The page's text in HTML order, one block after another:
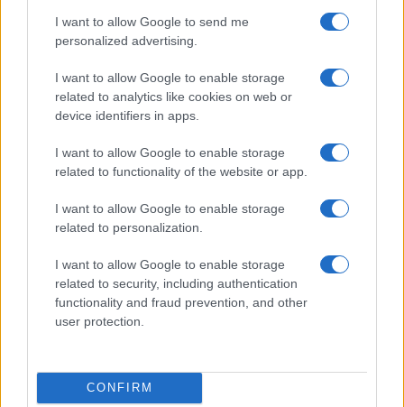
I want to allow Google to send me
personalized advertising.
I want to allow Google to enable storage
related to analytics like cookies on web or
device identifiers in apps.
I want to allow Google to enable storage
related to functionality of the website or app.
I want to allow Google to enable storage
related to personalization.
I want to allow Google to enable storage
related to security, including authentication
functionality and fraud prevention, and other
user protection.
CONFIRM
Pieve Comics 2026: tutto ciò che devi sapere
sull’evento nerd di Perugia
Andrea Conforti · 6 Ago 2026
NERD NEWS